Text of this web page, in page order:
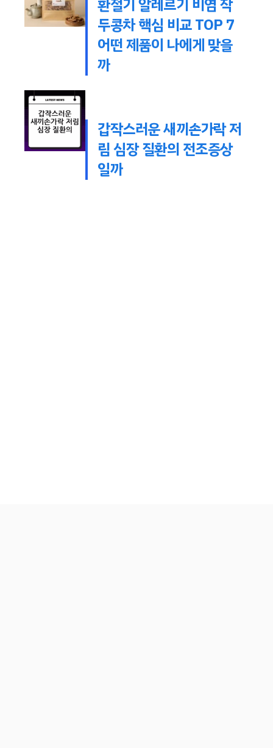
환절기 알레르기 비염 작
두콩차 핵심 비교 TOP 7
어떤 제품이 나에게 맞을
까
갑작스러운 새끼손가락 저
림 심장 질환의 전조증상
일까